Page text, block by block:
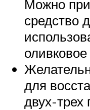
Можно
средство
для
двух-трех